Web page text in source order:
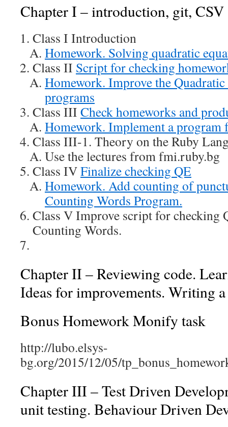
Chapter I – introduction, git, CSV
Class I Introduction
Homework. Solving quadratic
Class II Script for checking
Homework. Improve the
programs
Class III Check homeworks and
Homework. Implement a program
Class III-1. Theory on the Ruby
Use the lectures from fmi.ruby.bg
Class IVFinalize checking QE
Homework. Add counting of
Counting Words Program.
Class V Improve script for checking
Counting Words.
Chapter II – Reviewing code.
Ideas for improvements. Writing
Bonus Homework Monify task
http://lubo.elsys-
bg.org/2015/12/05/
Chapter III – Test Driven
unit testing. Behaviour Driven